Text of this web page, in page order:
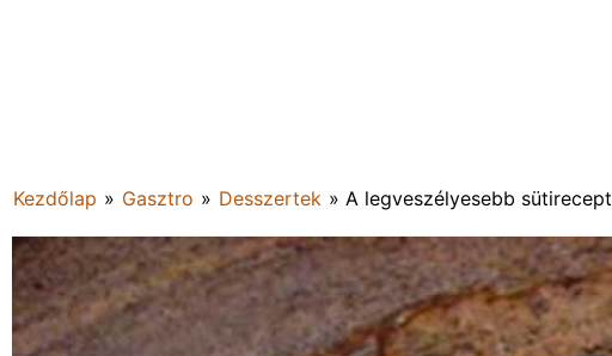
Kezdőlap » Gasztro » Desszertek » A legveszélyesebb sütirecept